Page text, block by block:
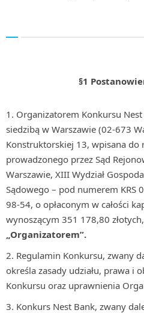
§1
Organizatorem Konkursu
siedzibą w Warszawie (02-673
Konstruktorskiej 13, wpisana do
prowadzonego przez Sąd
Warszawie, XIII Wydział
Sądowego – pod numerem KRS
98-54, o opłaconym w całości
wynoszącym 351 178,80
„Organizatorem”.
Regulamin Konkursu, zwany
określa zasady udziału, prawa i
Konkursu oraz uprawnienia
Konkurs Nest Bank, zwany